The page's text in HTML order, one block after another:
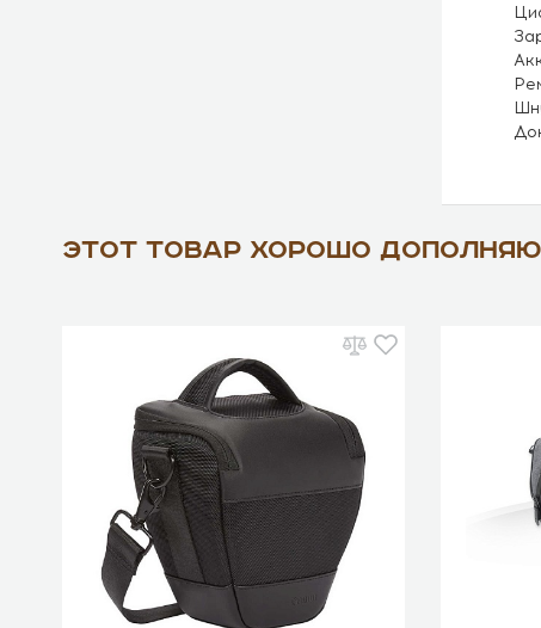
Этот товар хорошо